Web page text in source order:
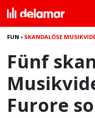
FUN › SKANDALÖSE
Fünf
Furore